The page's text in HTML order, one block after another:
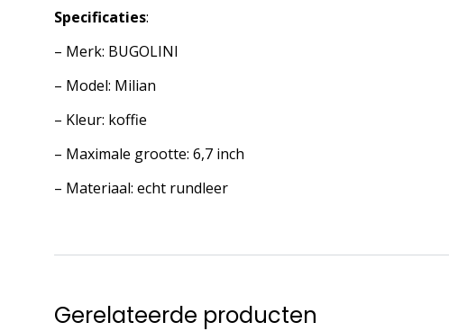
Specificaties:
– Merk: BUGOLINI
– Model: Milian
– Kleur: koffie
– Maximale grootte: 6,7 inch
– Materiaal: echt rundleer
Gerelateerde producten